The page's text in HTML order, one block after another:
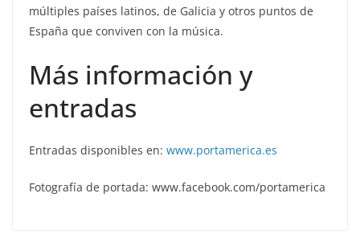
múltiples países latinos, de Galicia y otros puntos de
España que conviven con la música.
Más información y
entradas
Entradas disponibles en: www.portamerica.es
Fotografía de portada: www.facebook.com/portamerica